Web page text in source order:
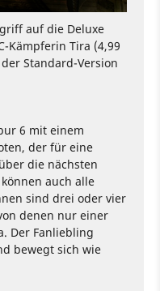
auf die Deluxe
Kämpferin Tira (4,99
Standard-Version
6 mit einem
der für eine
die nächsten
auch alle
sind drei oder vier
denen nur einer
Der Fanliebling
bewegt sich wie